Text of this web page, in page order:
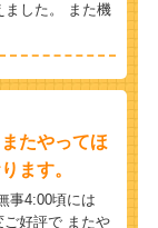
ました。 また機
たやってほ
ます。
事4:00頃には
好評で またや